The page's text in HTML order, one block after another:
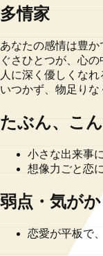
多情家
あなたの感情は豊
ぐさひとつが、心
人に深く優しくな
いつかず、物足りな
たぶん、こ
小さな出来事
想像力ごと恋
弱点・気がか
恋愛が平板で